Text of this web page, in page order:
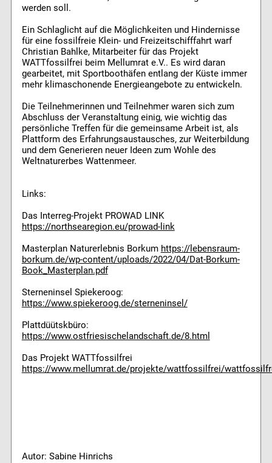
werden soll.
Ein Schlaglicht auf die Möglichkeiten und Hindernisse
für eine fossilfreie Klein- und Freizeitschifffahrt warf
Christian Bahlke, Mitarbeiter für das Projekt
WATTfossilfrei beim Mellumrat e.V.. Es wird daran
gearbeitet, mit Sportboothäfen entlang der Küste immer
mehr klimaschonende Energieangebote zu entwickeln.
Die Teilnehmerinnen und Teilnehmer waren sich zum
Abschluss der Veranstaltung einig, wie wichtig das
persönliche Treffen für die gemeinsame Arbeit ist, als
Plattform des Erfahrungsaustausches, zur Weiterbildung
und dem Generieren neuer Ideen zum Wohle des
Weltnaturerbes Wattenmeer.
Links:
Das Interreg-Projekt PROWAD LINK
https://northsearegion.eu/prowad-link
Masterplan Naturerlebnis Borkum https://lebensraum-
borkum.de/wp-content/uploads/2022/04/Dat-Borkum-
Book_Masterplan.pdf
Sterneninsel Spiekeroog:
https://www.spiekeroog.de/sterneninsel/
Plattdüütskbüro:
https://www.ostfriesischelandschaft.de/8.html
Das Projekt WATTfossilfrei
https://www.mellumrat.de/projekte/wattfossilfrei/
Autor: Sabine Hinrichs